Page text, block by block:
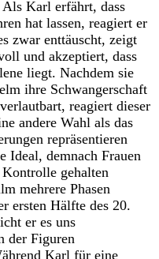
Karl erfährt, dass
hat lassen, reagiert er
zwar enttäuscht, zeigt
und akzeptiert, dass
liegt. Nachdem sie
ihre Schwangerschaft
reagiert dieser
andere Wahl als das
repräsentieren
Ideal, demnach Frauen
gehalten
mehrere Phasen
ersten Hälfte des 20.
er es uns
der Figuren
Karl für eine